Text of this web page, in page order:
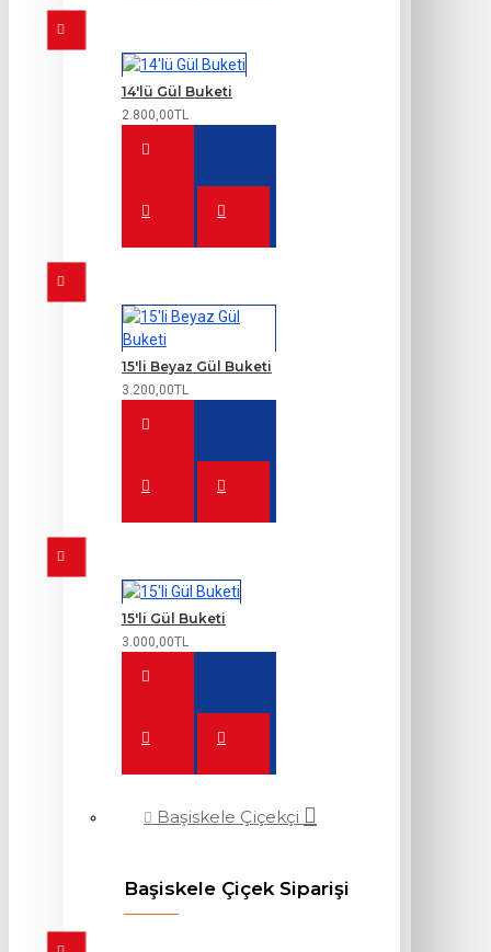
14'lü Gül Buketi
2.800,00TL
15'li Beyaz Gül Buketi
3.200,00TL
15'li Gül Buketi
3.000,00TL
Başiskele Çiçekçi
Başiskele Çiçek Siparişi